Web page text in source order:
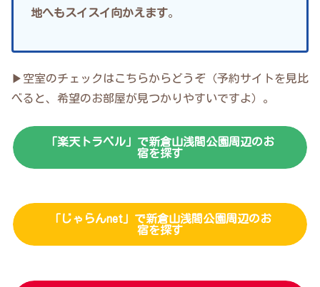
地へもスイスイ向かえます。
▶空室のチェックはこちらからどうぞ（予約サイトを見比
べると、希望のお部屋が見つかりやすいですよ）。
「楽天トラベル」で新倉山浅間公園周辺のお
宿を探す
「じゃらんnet」で新倉山浅間公園周辺のお
宿を探す